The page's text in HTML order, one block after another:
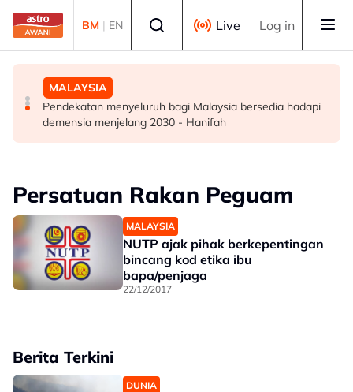
Skip to main content
BM | EN Live Log in
DUNIA
Kebakaran hutan di Gunung Bromo cecah 60 hektar,
sokongan udara digerakkan
DUNIA
Jerman naikkan anggaran kematian berkaitan haba
kepada hampir 12,000
MALAYSIA
Pendekatan menyeluruh bagi Malaysia bersedia hadapi
demensia menjelang 2030 - Hanifah
Persatuan Rakan Peguam
MALAYSIA
NUTP ajak pihak berkepentingan
bincang kod etika ibu
bapa/penjaga
22/12/2017
Berita Terkini
DUNIA